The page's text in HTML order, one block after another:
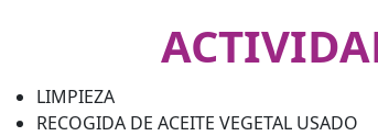
LIMPIEZA
RECOGIDA DE ACEITE VEGETAL USADO